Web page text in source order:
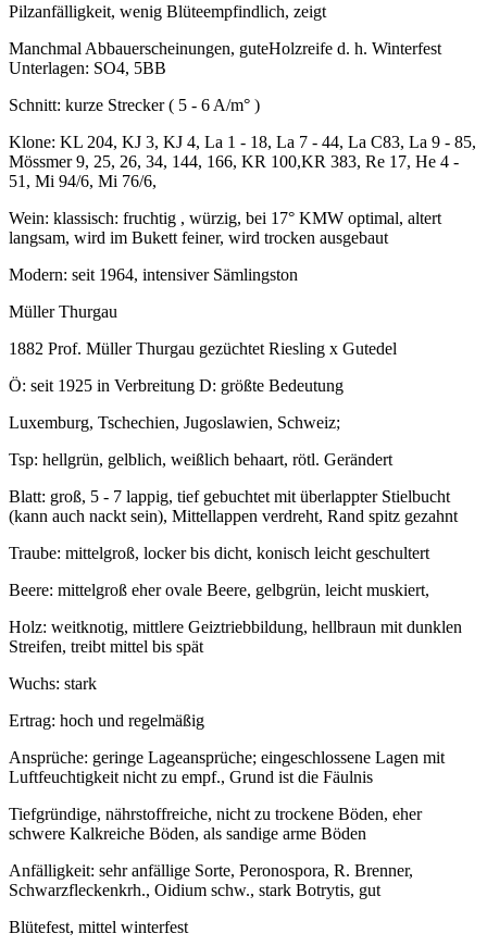
Pilzanfälligkeit, wenig Blüteempfindlich, zeigt
Manchmal Abbauerscheinungen, guteHolzreife d. h. Winterfest
Unterlagen: SO4, 5BB
Schnitt: kurze Strecker ( 5 - 6 A/m° )
Klone: KL 204, KJ 3, KJ 4, La 1 - 18, La 7 - 44, La C83, La 9 - 85,
Mössmer 9, 25, 26, 34, 144, 166, KR 100,KR 383, Re 17, He 4 -
51, Mi 94/6, Mi 76/6,
Wein: klassisch: fruchtig , würzig, bei 17° KMW optimal, altert
langsam, wird im Bukett feiner, wird trocken ausgebaut
Modern: seit 1964, intensiver Sämlingston
Müller Thurgau
1882 Prof. Müller Thurgau gezüchtet Riesling x Gutedel
Ö: seit 1925 in Verbreitung D: größte Bedeutung
Luxemburg, Tschechien, Jugoslawien, Schweiz;
Tsp: hellgrün, gelblich, weißlich behaart, rötl. Gerändert
Blatt: groß, 5 - 7 lappig, tief gebuchtet mit überlappter Stielbucht
(kann auch nackt sein), Mittellappen verdreht, Rand spitz gezahnt
Traube: mittelgroß, locker bis dicht, konisch leicht geschultert
Beere: mittelgroß eher ovale Beere, gelbgrün, leicht muskiert,
Holz: weitknotig, mittlere Geiztriebbildung, hellbraun mit dunklen
Streifen, treibt mittel bis spät
Wuchs: stark
Ertrag: hoch und regelmäßig
Ansprüche: geringe Lageansprüche; eingeschlossene Lagen mit
Luftfeuchtigkeit nicht zu empf., Grund ist die Fäulnis
Tiefgründige, nährstoffreiche, nicht zu trockene Böden, eher
schwere Kalkreiche Böden, als sandige arme Böden
Anfälligkeit: sehr anfällige Sorte, Peronospora, R. Brenner,
Schwarzfleckenkrh., Oidium schw., stark Botrytis, gut
Blütefest, mittel winterfest